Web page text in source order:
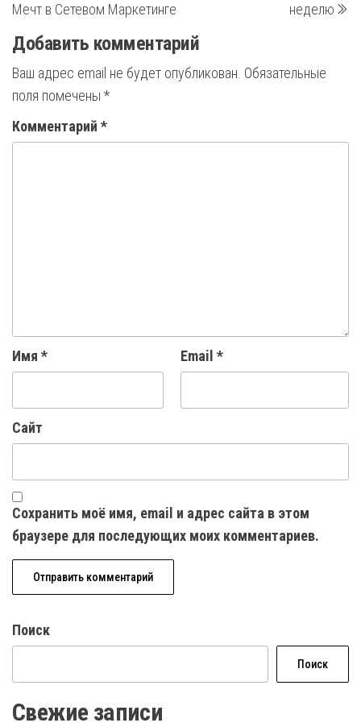
Мечт в Сетевом Маркетинге
неделю
Добавить комментарий
Ваш адрес email не будет опубликован. Обязательные
поля помечены *
Комментарий *
Имя * Email *
Сайт
Сохранить моё имя, email и адрес сайта в этом
браузере для последующих моих комментариев.
Поиск
Поиск
Свежие записи